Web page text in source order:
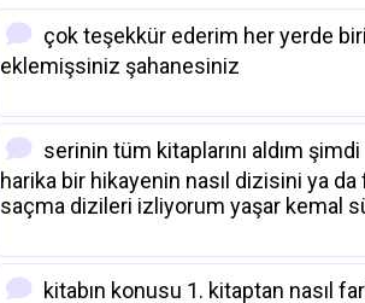
çok teşekkür ederim her yerde
eklemişsiniz şahanesiniz
serinin tüm kitaplarını aldım
harika bir hikayenin nasıl dizisini ya
saçma dizileri izliyorum yaşar kemal
kitabın konusu 1. kitaptan nasıl